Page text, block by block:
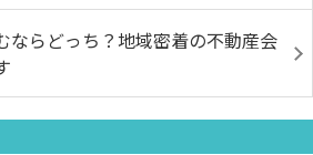
ならどっち？地域密着の不動産会